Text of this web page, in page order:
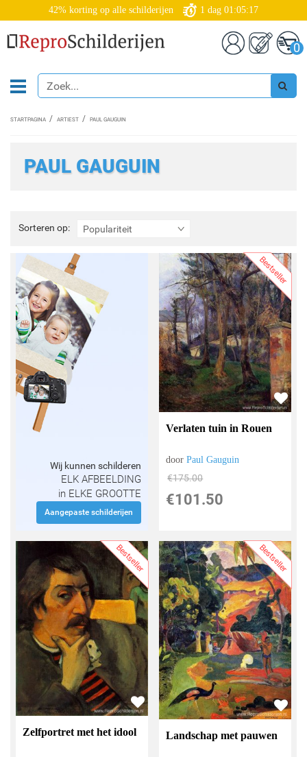
42% korting op alle schilderijen 1 dag 01:05:15
0
STARTPAGINA ARTIEST PAUL GAUGUIN
PAUL GAUGUIN
Sorteren op: Populariteit
Sorteren
op:
Wij kunnen schilderen
ELK AFBEELDING
in ELKE GROOTTE
Aangepaste schilderijen
Bestseller
Verlaten tuin in Rouen
doorPaul Gauguin
€175.00
€101.50
Bestseller
Zelfportret met het idool
Bestseller
Landschap met pauwen